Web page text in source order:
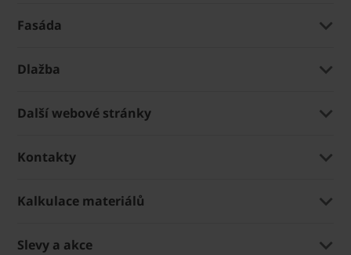
Fasáda
Dlažba
Další webové stránky
Kontakty
Kalkulace materiálů
Slevy a akce